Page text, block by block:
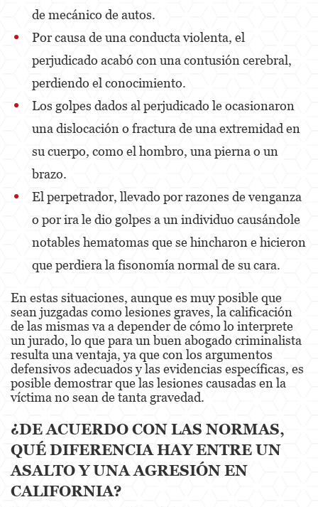
Posesión De Parafernalia De Drogas
Posesión de Sustancias Controladas Para
la Venta
Transporte de una Sustancia Controlada
para la Venta
Delitos de Fraude
Fraude a la Compensación a los
Trabajadores
Fraude a Programas de Asistencia Pública
Fraude con Cheques
Fraude de Juego
Fraude de Seguro de Auto
Fraude Del Seguro De Desempleo
Fraude de Tarjetas de Crédito
Fraude Inmobiliario
Práctica No Autorizada de la Medicina
de mecánico de autos.
Por causa de una conducta violenta, el
perjudicado acabó con una contusión cerebral,
perdiendo el conocimiento.
Los golpes dados al perjudicado le ocasionaron
una dislocación o fractura de una extremidad en
su cuerpo, como el hombro, una pierna o un
brazo.
El perpetrador, llevado por razones de venganza
o por ira le dio golpes a un individuo causándole
notables hematomas que se hincharon e hicieron
que perdiera la fisonomía normal de su cara.
En estas situaciones, aunque es muy posible que
sean juzgadas como lesiones graves, la calificación
de las mismas va a depender de cómo lo interprete
un jurado, lo que para un buen abogado criminalista
resulta una ventaja, ya que con los argumentos
defensivos adecuados y las evidencias específicas, es
posible demostrar que las lesiones causadas en la
víctima no sean de tanta gravedad.
¿DE ACUERDO CON LAS NORMAS,
QUÉ DIFERENCIA HAY ENTRE UN
ASALTO Y UNA AGRESIÓN EN
CALIFORNIA?